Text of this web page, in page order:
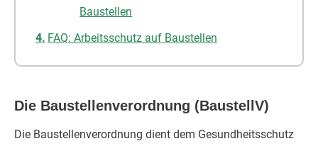
Baustellen
FAQ: Arbeitsschutz auf Baustellen
Die Baustellenverordnung (BaustellV)
Die Baustellenverordnung dient dem Gesundheitsschutz